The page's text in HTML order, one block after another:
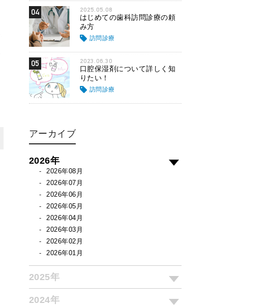
04 2025.05.08
はじめての歯科訪問診療の頼
み方
訪問診療
05 2023.06.30
口腔保湿剤について詳しく知
りたい！
訪問診療
アーカイブ
2026年
2026年08月
2026年07月
2026年06月
2026年05月
2026年04月
2026年03月
2026年02月
2026年01月
2025年
2024年